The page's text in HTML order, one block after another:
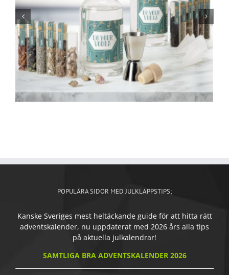
POPULÄRA SIDOR MED JULKLAPPSTIPS;
Kanske Sveriges mest heltäckande guide för att hitta rätt
adventskalender, nu uppdaterat med 2026 års alla tips
på aktuella julkalendrar!
SAMTLIGA BRA ADVENTSKALENDER 2026